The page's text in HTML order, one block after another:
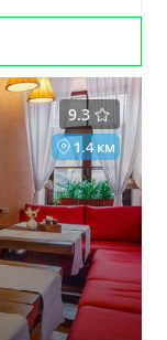
9.3
1.4 км